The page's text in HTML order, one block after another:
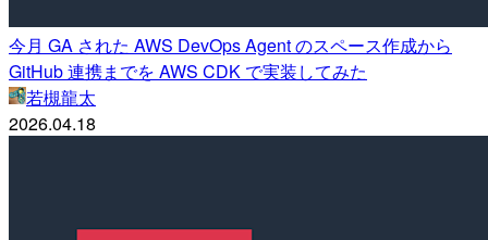
今月 GA された AWS DevOps Agent のスペース作成から
GitHub 連携までを AWS CDK で実装してみた
若槻龍太
2026.04.18